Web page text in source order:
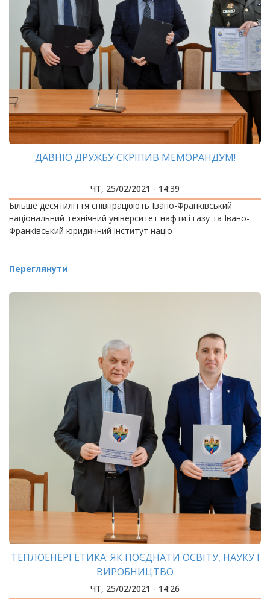
ДАВНЮ ДРУЖБУ СКРІПИВ МЕМОРАНДУМ!
ЧТ, 25/02/2021 - 14:39
Більше десятиліття співпрацюють Івано-Франківський
національний технічний університет нафти і газу та Івано-
Франківський юридичний інститут націо
Переглянути
ТЕПЛОЕНЕРГЕТИКА: ЯК ПОЄДНАТИ ОСВІТУ, НАУКУ І
ВИРОБНИЦТВО
ЧТ, 25/02/2021 - 14:26